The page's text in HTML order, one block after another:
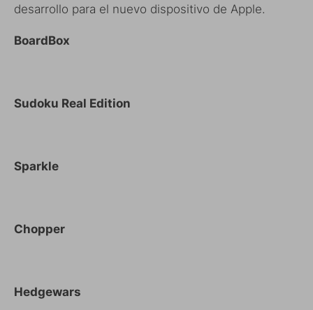
desarrollo para el nuevo dispositivo de Apple.
BoardBox
Sudoku Real Edition
Sparkle
Chopper
Hedgewars